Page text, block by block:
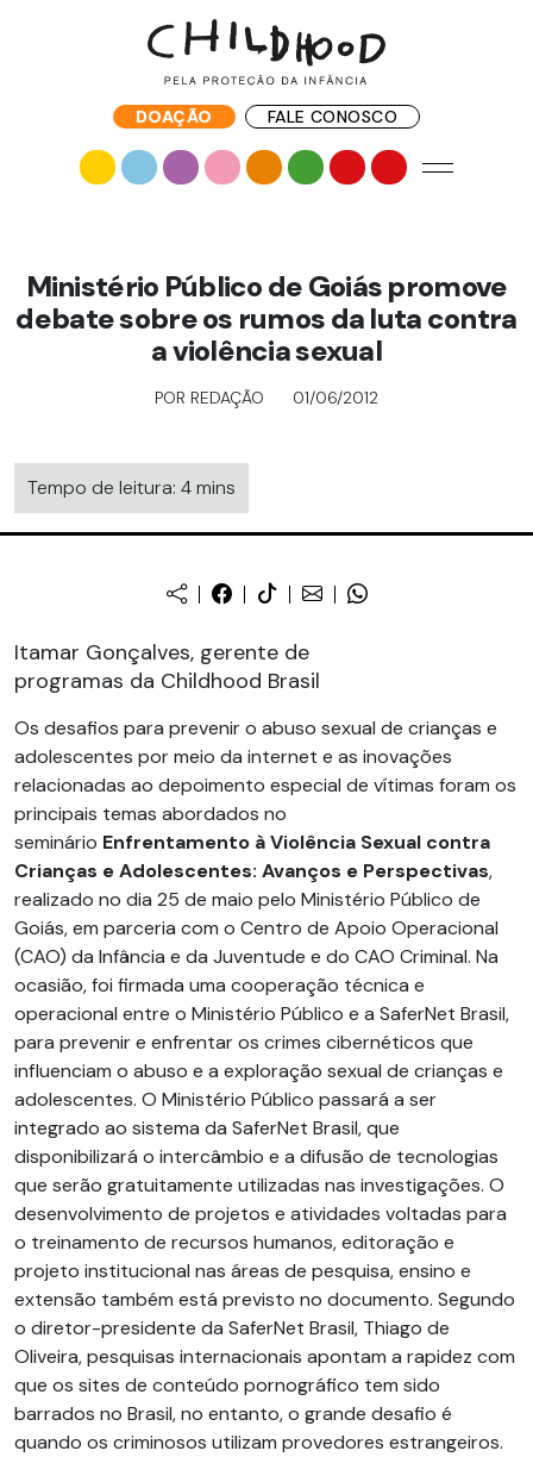
DOAÇÃO FALE CONOSCO
Ministério Público de Goiás promove
debate sobre os rumos da luta contra
a violência sexual
POR REDAÇÃO 01/06/2012
Tempo de leitura: 4 mins
Itamar Gonçalves, gerente de
programas da Childhood Brasil
Os desafios para prevenir o abuso sexual de crianças e
adolescentes por meio da internet e as inovações
relacionadas ao depoimento especial de vítimas foram os
principais temas abordados no
seminário Enfrentamento à Violência Sexual contra
Crianças e Adolescentes: Avanços e Perspectivas,
realizado no dia 25 de maio pelo Ministério Público de
Goiás, em parceria com o Centro de Apoio Operacional
(CAO) da Infância e da Juventude e do CAO Criminal. Na
ocasião, foi firmada uma cooperação técnica e
operacional entre o Ministério Público e a SaferNet Brasil,
para prevenir e enfrentar os crimes cibernéticos que
influenciam o abuso e a exploração sexual de crianças e
adolescentes. O Ministério Público passará a ser
integrado ao sistema da SaferNet Brasil, que
disponibilizará o intercâmbio e a difusão de tecnologias
que serão gratuitamente utilizadas nas investigações. O
desenvolvimento de projetos e atividades voltadas para
o treinamento de recursos humanos, editoração e
projeto institucional nas áreas de pesquisa, ensino e
extensão também está previsto no documento. Segundo
o diretor-presidente da SaferNet Brasil, Thiago de
Oliveira, pesquisas internacionais apontam a rapidez com
que os sites de conteúdo pornográfico tem sido
barrados no Brasil, no entanto, o grande desafio é
quando os criminosos utilizam provedores estrangeiros.